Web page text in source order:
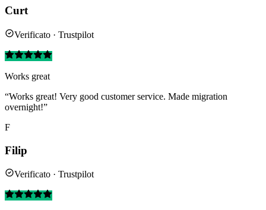
Curt
Verificato · Trustpilot
Works great
“Works great! Very good customer service. Made migration
overnight!”
F
Filip
Verificato · Trustpilot